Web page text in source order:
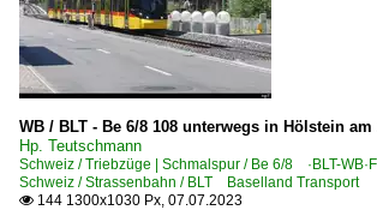
WB / BLT - Be 6/8 108 unterwegs in Hölstein am
Hp. Teutschmann
Schweiz / Triebzüge | Schmalspur / Be 6/8 ·BLT-
Schweiz / Strassenbahn / BLT Baselland Transport
 144 1300x1030 Px, 07.07.2023